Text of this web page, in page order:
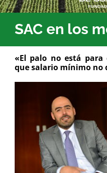
SAC en los
«El palo no está para
que salario mínimo no